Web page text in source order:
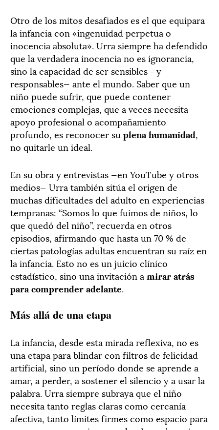
Otro de los mitos desafiados es el que equipara
la infancia con «ingenuidad perpetua o
inocencia absoluta». Urra siempre ha defendido
que la verdadera inocencia no es ignorancia,
sino la capacidad de ser sensibles —y
responsables— ante el mundo. Saber que un
niño puede sufrir, que puede contener
emociones complejas, que a veces necesita
apoyo profesional o acompañamiento
profundo, es reconocer su plena humanidad,
no quitarle un ideal.
En su obra y entrevistas —en YouTube y otros
medios— Urra también sitúa el origen de
muchas dificultades del adulto en experiencias
tempranas: “Somos lo que fuimos de niños, lo
que quedó del niño”, recuerda en otros
episodios, afirmando que hasta un 70 % de
ciertas patologías adultas encuentran su raíz en
la infancia. Esto no es un juicio clínico
estadístico, sino una invitación a mirar atrás
para comprender adelante.
Más allá de una etapa
La infancia, desde esta mirada reflexiva, no es
una etapa para blindar con filtros de felicidad
artificial, sino un período donde se aprende a
amar, a perder, a sostener el silencio y a usar la
palabra. Urra siempre subraya que el niño
necesita tanto reglas claras como cercanía
afectiva, tanto límites firmes como espacio para